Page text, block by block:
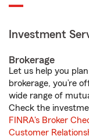
Investment
Brokerage
Let us help you
brokerage, you’re
wide range of
Check the
FINRA's Broker
Customer